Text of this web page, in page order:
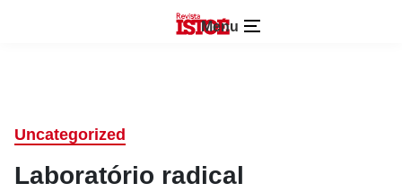
Menu
Uncategorized
Laboratório radical